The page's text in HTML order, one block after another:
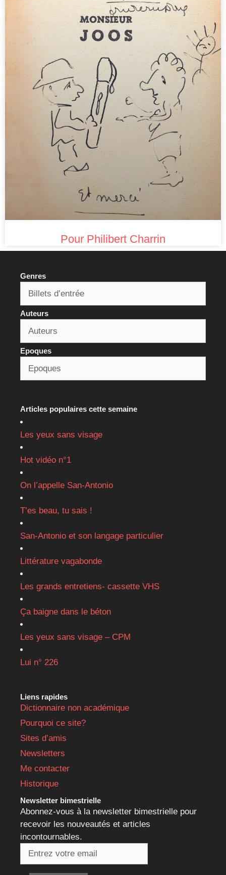
Pour Philibert Charrin
Genres
Auteurs
Epoques
Articles populaires cette semaine
Les yeux sans visage
Hot vidéo n°1
On l’appelle San-Antonio
T’es beau, tu sais !
San-Antonio et son langage particulier
Littérature vagabonde
Les grands entretiens- cassette VHS
Ça baigne dans le béton
Les yeux sans visage – CPM
Lui n° 226
Liens rapides
Dictionnaire non académique
Pourquoi ce site?
Sites d’amis
Newsletters
Me contacter
Historique
Newsletter bimestrielle
Abonnez-vous à la newsletter bimestrielle pour
recevoir les nouveautés et articles
incontournables.